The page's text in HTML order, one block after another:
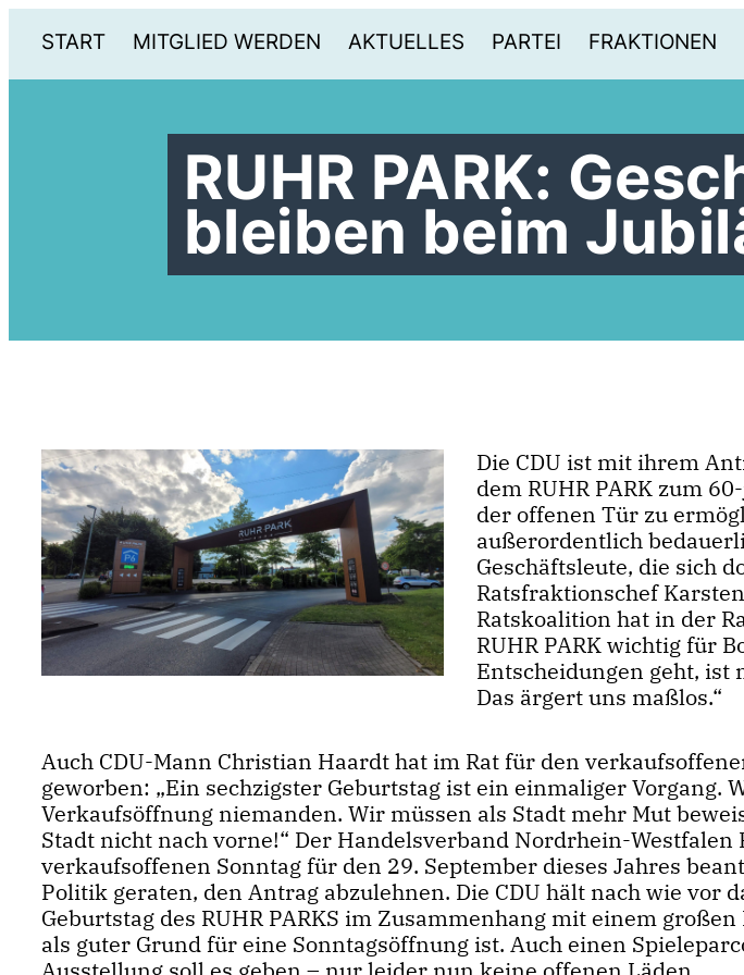
START MITGLIED WERDEN AKTUELLES PARTEI FRAKTIONEN
RUHR PARK:
bleiben beim
Die CDU ist mit ihrem
dem RUHR PARK zum
der offenen Tür zu
außerordentlich
Geschäftsleute, die sich
Ratsfraktionschef
Ratskoalition hat in der
RUHR PARK wichtig für
Entscheidungen geht, ist
Das ärgert uns maßlos.“
Auch CDU-Mann Christian Haardt hat im Rat für den
geworben: „Ein sechzigster Geburtstag ist ein einmaliger Vorgang.
Verkaufsöffnung niemanden. Wir müssen als Stadt mehr Mut
Stadt nicht nach vorne!“ Der Handelsverband Nordrhein-Westfalen
verkaufsoffenen Sonntag für den 29. September dieses Jahres
Politik geraten, den Antrag abzulehnen. Die CDU hält nach wie vor
Geburtstag des RUHR PARKS im Zusammenhang mit einem
als guter Grund für eine Sonntagsöffnung ist. Auch einen